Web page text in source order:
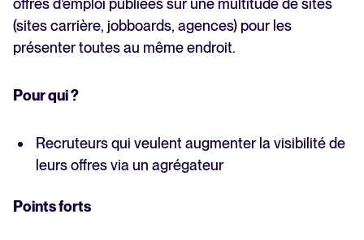
offres d’emploi publiées sur une multitude de sites
(sites carrière, jobboards, agences) pour les
présenter toutes au même endroit.
Pour qui ?
Recruteurs qui veulent augmenter la visibilité de
leurs offres via un agrégateur
Points forts